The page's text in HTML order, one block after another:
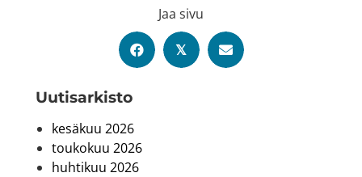
Uutis­arkisto
kesäkuu 2026
toukokuu 2026
huhtikuu 2026
Jaa sivu
𝕏